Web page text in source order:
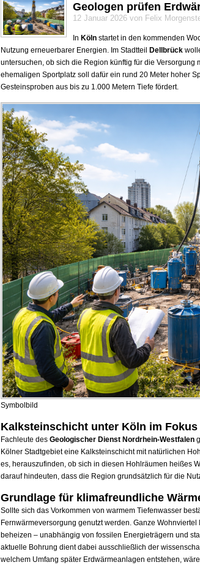
Geologen prüfen
12 Januar 2026 von Felix
In Köln startet in den kommenden
Nutzung erneuerbarer Energien. Im Stadtteil
Dellbrück
untersuchen, ob sich die Region künftig für die Versorgung
ehemaligen Sportplatz soll dafür ein rund 20 Meter hoher
Gesteinsproben aus bis zu 1.000 Metern Tiefe fördert.
Symbolbild
Kalksteinschicht unter Köln im Fokus
Fachleute des Geologischer Dienst Nordrhein-Westfalen
Kölner Stadtgebiet eine Kalksteinschicht mit natürlichen
es, herauszufinden, ob sich in diesen Hohlräumen heißes
darauf hindeuten, dass die Region grundsätzlich für die
Grundlage für klimafreundliche
Sollte sich das Vorkommen von warmem Tiefenwasser
Fernwärmeversorgung genutzt werden. Ganze
beheizen – unabhängig von fossilen Energieträgern und
aktuelle Bohrung dient dabei ausschließlich der
welchem Umfang später Erdwärmeanlagen entstehen,